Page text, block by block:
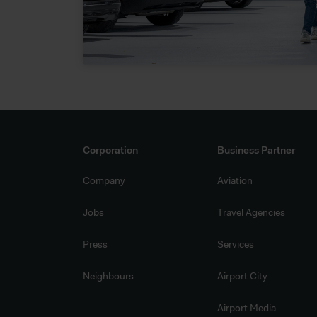
sodass Ihre Daten dem
weder wirksame
nicht direkt identifiziert
Corporation
Company
Jobs
Press
Neighbours
Business Partner
Aviation
Travel Agencies
Services
Airport City
Airport Media